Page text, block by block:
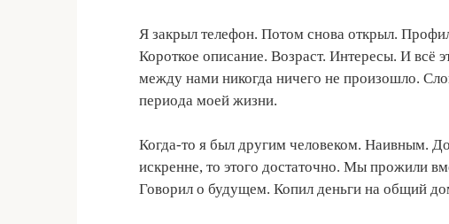
Я закрыл телефон. Потом снова открыл.
Короткое описание. Возраст. Интересы. И всё
между нами никогда ничего не произошло.
периода моей жизни.
Когда-то я был другим человеком. Наивным.
искренне, то этого достаточно. Мы прожили
Говорил о будущем. Копил деньги на общий